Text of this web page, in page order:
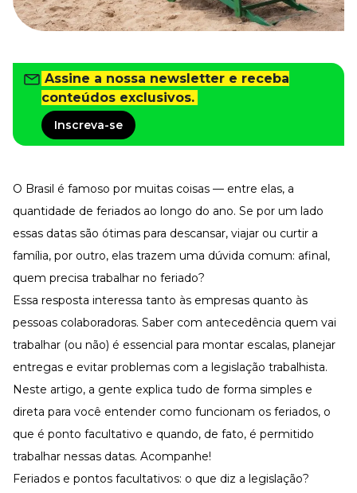
Departamento Pessoal
Para simplificar os processos
Gestão de Empresas e Negócios
Eleve os resultados da organização
Recursos Humanos
Treinamento de Produto
Desenvolva a sua equipe
Materiais Gratuitos
Materiais Gratuitos
Todos os Materiais Gratuitos
Confira nossos materiais
E-book
Ferramentas e Templates
Para agilizar o seu trabalho
Infográfico
Conteúdo prático e rápido
Assine a nossa newsletter e receba
conteúdos exclusivos.
Inscreva-se
O Brasil é famoso por muitas coisas — entre elas, a
quantidade de feriados ao longo do ano. Se por um lado
essas datas são ótimas para descansar, viajar ou curtir a
família, por outro, elas trazem uma dúvida comum: afinal,
quem precisa trabalhar no feriado?
Essa resposta interessa tanto às empresas quanto às
pessoas colaboradoras. Saber com antecedência quem vai
trabalhar (ou não) é essencial para montar escalas, planejar
entregas e evitar problemas com a legislação trabalhista.
Neste artigo, a gente explica tudo de forma simples e
direta para você entender como funcionam os feriados, o
que é ponto facultativo e quando, de fato, é permitido
trabalhar nessas datas. Acompanhe!
Feriados e pontos facultativos: o que diz a legislação?